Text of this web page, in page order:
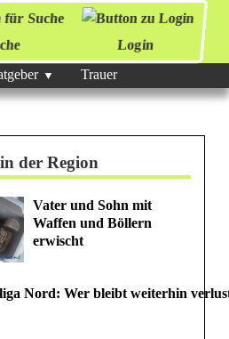
Login
Trauer
der Region
Vater und Sohn mit
Waffen und Böllern
erwischt